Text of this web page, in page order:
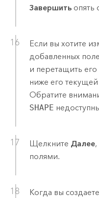
Завершитьопять
Если вы хотите
добавленных
и перетащить
ниже его
Обратите
SHAPE
Щелкните Далее,
полями.
Когда вы